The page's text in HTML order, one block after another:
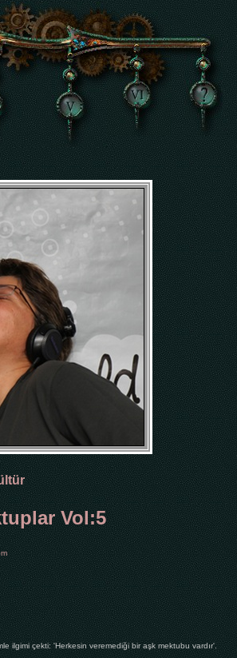
Vol:5
ilgimi çekti: 'Herkesin veremediği bir aşk mektubu vardır'.